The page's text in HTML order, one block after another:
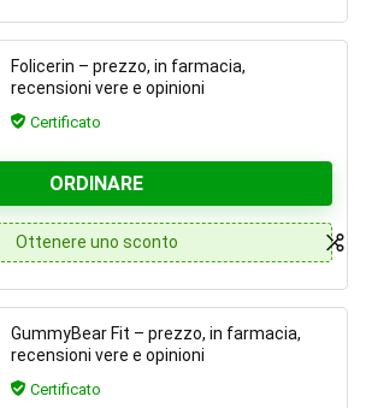
Folicerin – prezzo, in farmacia,
recensioni vere e opinioni
Certificato
ORDINARE
Ottenere uno sconto
GummyBear Fit – prezzo, in farmacia,
recensioni vere e opinioni
Certificato